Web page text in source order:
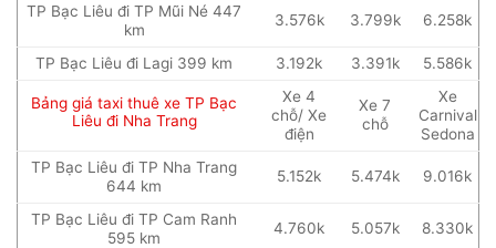
TP Bạc Liêu đi TP Mũi Né 447
km
3.576k 3.799k 6.258k
TP Bạc Liêu đi Lagi 399 km 3.192k 3.391k 5.586k
Bảng giá taxi thuê xe TP Bạc
Liêu đi Nha Trang
Xe 4
chỗ/ Xe
điện
Xe 7
chỗ
Xe
Carnival
Sedona
TP Bạc Liêu đi TP Nha Trang
644 km
5.152k 5.474k 9.016k
TP Bạc Liêu đi TP Cam Ranh
595 km
4.760k 5.057k 8.330k